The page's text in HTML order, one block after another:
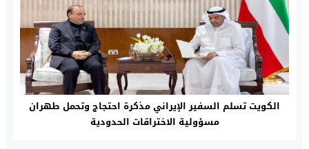
الكويت تسلم السفير الإيراني مذكرة احتجاج وتحمل طهران
مسؤولية الاختراقات الحدودية